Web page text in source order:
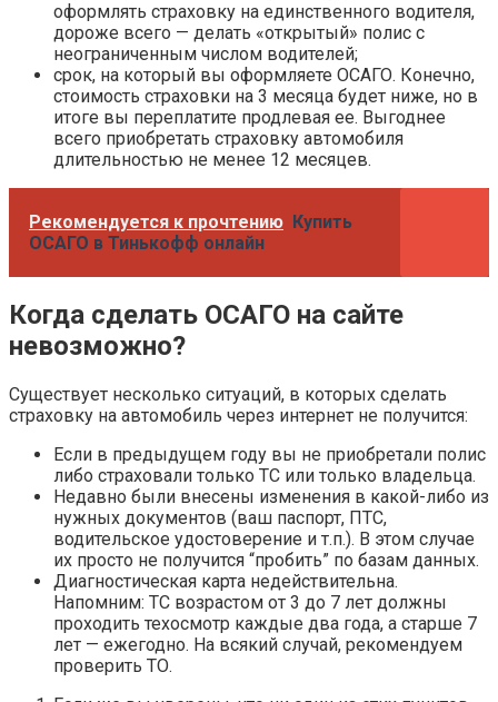
оформлять страховку на единственного водителя,
дороже всего — делать «открытый» полис с
неограниченным числом водителей;
срок, на который вы оформляете ОСАГО. Конечно,
стоимость страховки на 3 месяца будет ниже, но в
итоге вы переплатите продлевая ее. Выгоднее
всего приобретать страховку автомобиля
длительностью не менее 12 месяцев.
Рекомендуется к прочтению Купить
ОСАГО в Тинькофф онлайн
Когда сделать ОСАГО на сайте
невозможно?
Существует несколько ситуаций, в которых сделать
страховку на автомобиль через интернет не получится:
Если в предыдущем году вы не приобретали полис
либо страховали только ТС или только владельца.
Недавно были внесены изменения в какой-либо из
нужных документов (ваш паспорт, ПТС,
водительское удостоверение и т.п.). В этом случае
их просто не получится “пробить” по базам данных.
Диагностическая карта недействительна.
Напомним: ТС возрастом от 3 до 7 лет должны
проходить техосмотр каждые два года, а старше 7
лет — ежегодно. На всякий случай, рекомендуем
проверить ТО.